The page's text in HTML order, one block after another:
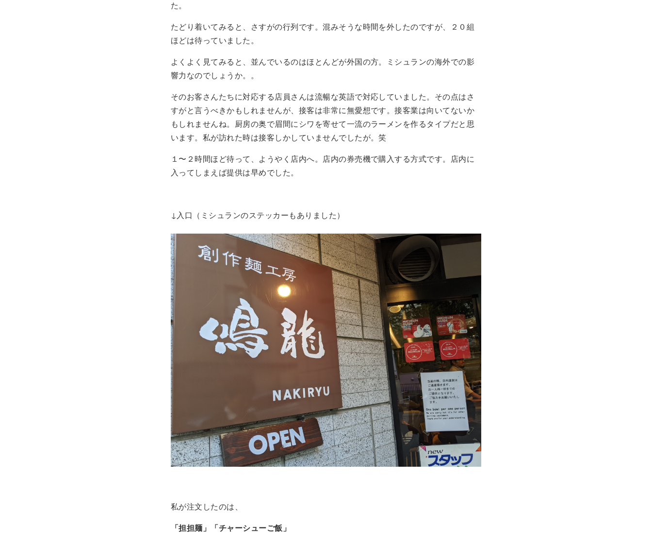
た。
たどり着いてみると、さすがの行列です。混みそうな時間を外したのですが、２０組
ほどは待っていました。
よくよく見てみると、並んでいるのはほとんどが外国の方。ミシュランの海外での影
響力なのでしょうか。。
そのお客さんたちに対応する店員さんは流暢な英語で対応していました。その点はさ
すがと言うべきかもしれませんが、接客は非常に無愛想です。接客業は向いてないか
もしれませんね。厨房の奥で眉間にシワを寄せて一流のラーメンを作るタイプだと思
います。私が訪れた時は接客しかしていませんでしたが。笑
１〜２時間ほど待って、ようやく店内へ。店内の券売機で購入する方式です。店内に
入ってしまえば提供は早めでした。
↓入口（ミシュランのステッカーもありました）
私が注文したのは、
「担担麺」「チャーシューご飯」